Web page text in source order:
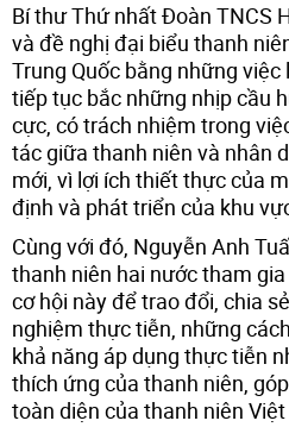
Bí thư Thứ nhất Đoàn TNCS
và đề nghị đại biểu thanh
Trung Quốc bằng những
tiếp tục bắc những nhịp cầu
cực, có trách nhiệm trong
tác giữa thanh niên và nhân
mới, vì lợi ích thiết thực của
định và phát triển của khu
Cùng với đó, Nguyễn Anh
thanh niên hai nước tham
cơ hội này để trao đổi, chia
nghiệm thực tiễn, những
khả năng áp dụng thực tiễn
thích ứng của thanh niên,
toàn diện của thanh niên